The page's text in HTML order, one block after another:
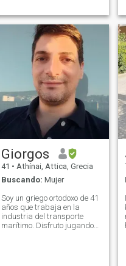
en la delincuencia. No tengo
miedo de estar solo, pero no
quiero estar con personas
que me hacen sentir solo.
Puedo estar de pie
quejándome.
Giorgos
41 • Athínai, Attica, Grecia
Buscando: Mujer
Soy un griego ortodoxo de 41
años que trabaja en la
industria del transporte
marítimo. Disfruto jugando